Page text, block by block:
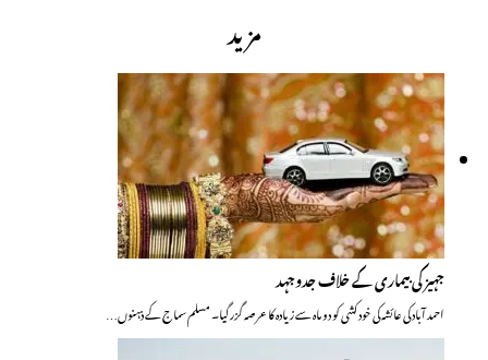
مزید
جہیز کی بیماری کے خلاف جدوجہد
احمد آباد کی عائشہ کی خود کشی کو دو ماہ سے زیادہ کا عرصہ گزر گیا۔ مسلم سماج کے ذہنوں…